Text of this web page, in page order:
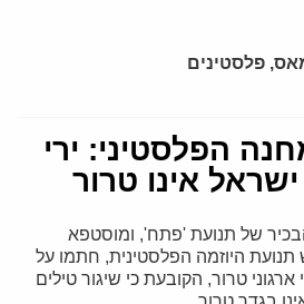
, פלסטינים
הפלסטיני: ירי
אינו טרור
של תנועת 'פתח', ומוסטפא
היוזמה הפלסטינית, חתמו על
טרור, הקובעת כי שיגור טילים